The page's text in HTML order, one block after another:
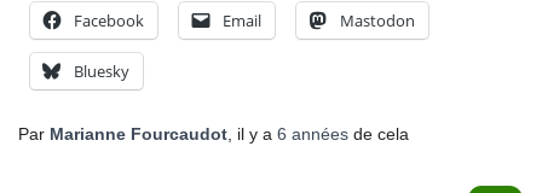
Facebook Email Mastodon
Bluesky
Par Marianne Fourcaudot , il y a 6 années de cela